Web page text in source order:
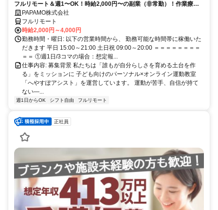
フルリモート＆週1〜OK！時給2,000円〜の副業（非常勤）！作業療法
士として培ってきた経験を活かしながら、スキマ時間で子どもを支援で
きるお仕事です◎
PAPAMO株式会社
フルリモート
時給2,000円～4,000円
勤務時間・曜日: 以下の営業時間から、 勤務可能な時間帯に稼働いた
だきます 平日 15:00～21:00 土日祝 09:00～20:00 ＝＝＝＝＝＝＝＝
＝＝ ①週1日/3コマの場合：想定報...
仕事内容: 募集背景 私たちは「誰もが自分らしさを育める土台を作
る」をミッションに 子ども向けのパーソナル×オンライン運動教室
「へやすぽアシスト」を運営しています。 運動が苦手、自信が持て
ない—...
週1日からOK シフト自由 フルリモート
正社員